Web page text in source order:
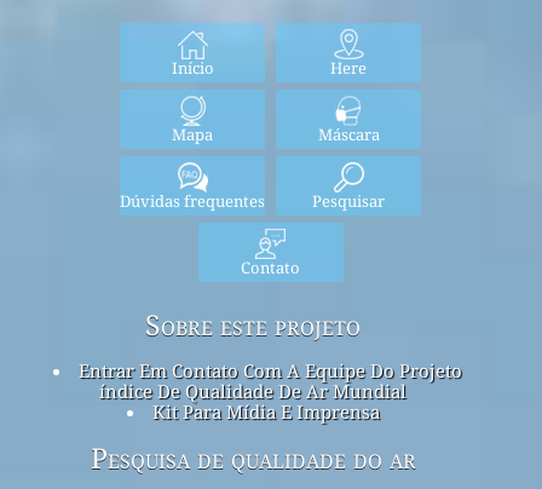
Início Here
Mapa Máscara
Dúvidas frequentes Pesquisar
Contato
Sobre este projeto
Entrar Em Contato Com A Equipe Do Projeto
índice De Qualidade De Ar Mundial
Kit Para Mídia E Imprensa
Pesquisa de qualidade do ar